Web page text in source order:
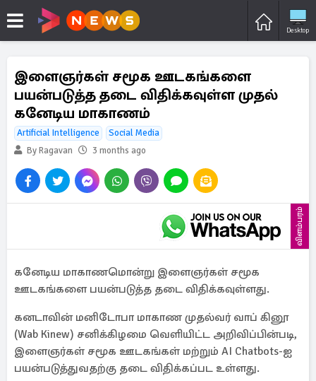
Desktop
இளைஞர்கள் சமூக ஊடகங்களை
பயன்படுத்த தடை விதிக்கவுள்ள முதல்
கனேடிய மாகாணம்
Artificial Intelligence
Social Media
By Ragavan
3 months ago
விளம்பரம்
கனேடிய மாகாணமொன்று இளைஞர்கள் சமூக
ஊடகங்களை பயன்படுத்த தடை விதிக்கவுள்ளது.
கனடாவின் மனிடோபா மாகாண முதல்வர் வாப் கினூ
(Wab Kinew) சனிக்கிழமை வெளியிட்ட அறிவிப்பின்படி,
இளைஞர்கள் சமூக ஊடகங்கள் மற்றும் AI Chatbots-ஐ
பயன்படுத்துவதற்கு தடை விதிக்கப்பட உள்ளது.